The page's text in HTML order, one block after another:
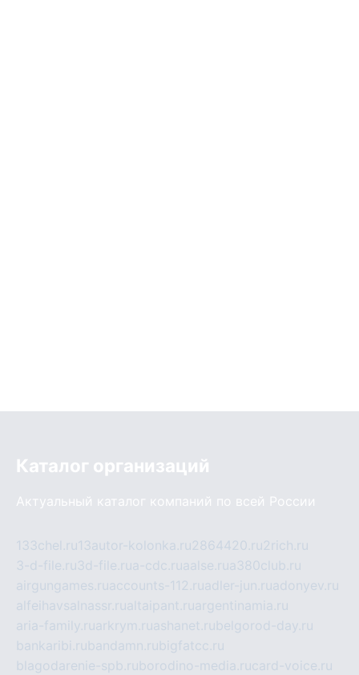
Каталог организаций
Актуальный каталог компаний по всей России
133chel.ru13autor-kolonka.ru2864420.ru2rich.ru
3-d-file.ru3d-file.rua-cdc.ruaalse.rua380club.ru
airgungames.ruaccounts-112.ruadler-jun.ruadonyev.ru
alfeihavsalnassr.rualtaipant.ruargentinamia.ru
aria-family.ruarkrym.ruashanet.rubelgorod-day.ru
bankaribi.rubandamn.rubigfatcc.ru
blagodarenie-spb.ruborodino-media.rucard-voice.ru